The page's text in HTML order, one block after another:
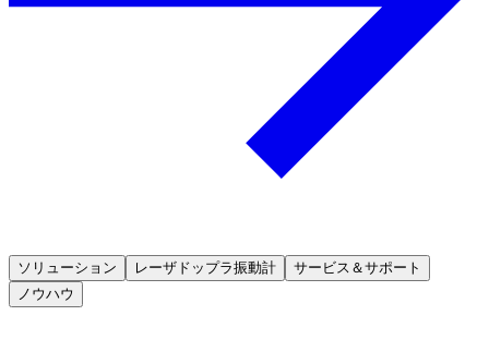
ソリューション レーザドップラ振動計
サービス＆サポート
ノウハウ